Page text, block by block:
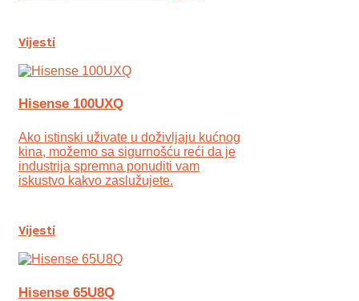
Vijesti
Hisense 100UXQ
Ako istinski uživate u doživljaju kućnog
kina, možemo sa sigurnošću reći da je
industrija spremna ponuditi vam
iskustvo kakvo zaslužujete.
Vijesti
Hisense 65U8Q